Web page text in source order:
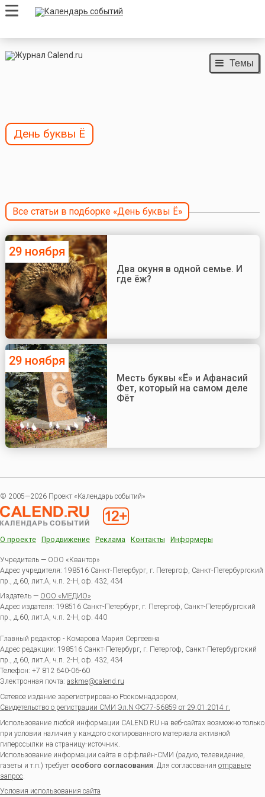
Темы
День буквы Ё
Все статьи в подборке «День буквы Ё»
29 ноября
Два окуня в одной семье. И
где ёж?
29 ноября
Месть буквы «Ё» и Афанасий
Фет, который на самом деле
Фёт
© 2005—2026 Проект «Календарь событий»
О проекте Продвижение Реклама Контакты Информеры
Учредитель — ООО «Квантор»
Адрес учредителя: 198516 Санкт-Петербург, г. Петергоф, Санкт-Петербургский
пр., д.60, лит.А, ч.п. 2-Н, оф. 432, 434
Издатель — ООО «МЕДИО»
Адрес издателя: 198516 Санкт-Петербург, г. Петергоф, Санкт-Петербургский
пр., д.60, лит.А, ч.п. 2-Н, оф. 440
Главный редактор - Комарова Мария Сергеевна
Адрес редакции: 198516 Санкт-Петербург, г. Петергоф, Санкт-Петербургский
пр., д.60, лит.А, ч.п. 2-Н, оф. 432, 434
Телефон: +7 812 640-06-60
Электронная почта: askme@calend.ru
Сетевое издание зарегистрировано Роскомнадзором,
Свидетельство о регистрации СМИ Эл.N ФС77-56859 от 29.01.2014 г.
Использование любой информации CALEND.RU на веб-сайтах возможно только
при условии наличия у каждого скопированного материала активной
гиперссылки на страницу-источник.
Использование информации сайта в оффлайн-СМИ (радио, телевидение,
газеты и т.п.) требуетособого согласования . Для согласования отправьте
запрос
Условия использования сайта